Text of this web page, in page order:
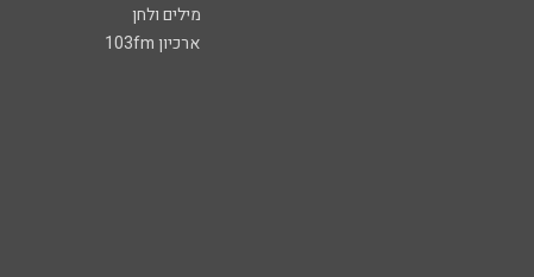
מילים ולחן
ארכיון 103fm